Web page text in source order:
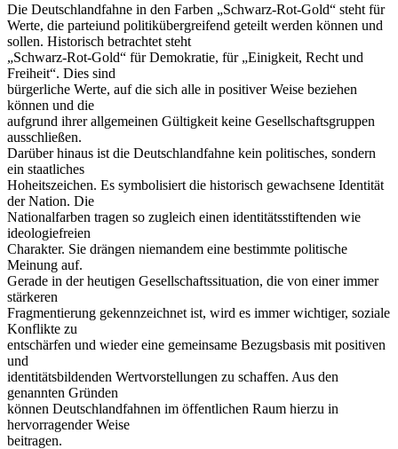
Die Deutschlandfahne in den Farben „Schwarz-Rot-Gold“ steht für
Werte, die parteiund politikübergreifend geteilt werden können und
sollen. Historisch betrachtet steht
„Schwarz-Rot-Gold“ für Demokratie, für „Einigkeit, Recht und
Freiheit“. Dies sind
bürgerliche Werte, auf die sich alle in positiver Weise beziehen
können und die
aufgrund ihrer allgemeinen Gültigkeit keine Gesellschaftsgruppen
ausschließen.
Darüber hinaus ist die Deutschlandfahne kein politisches, sondern
ein staatliches
Hoheitszeichen. Es symbolisiert die historisch gewachsene Identität
der Nation. Die
Nationalfarben tragen so zugleich einen identitätsstiftenden wie
ideologiefreien
Charakter. Sie drängen niemandem eine bestimmte politische
Meinung auf.
Gerade in der heutigen Gesellschaftssituation, die von einer immer
stärkeren
Fragmentierung gekennzeichnet ist, wird es immer wichtiger, soziale
Konflikte zu
entschärfen und wieder eine gemeinsame Bezugsbasis mit positiven
und
identitätsbildenden Wertvorstellungen zu schaffen. Aus den
genannten Gründen
können Deutschlandfahnen im öffentlichen Raum hierzu in
hervorragender Weise
beitragen.